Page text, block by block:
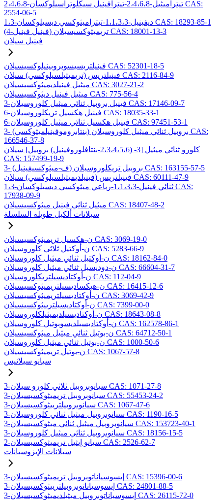
2،4،6،8-تيتراميثيل-2،4،6،8-تيترافينيل سيكلوتراسيلوكسان CAS:
2554-06-5
1،3-ديفينيل-1،1،3،3-تيتراميثوكسي ديسيلوكسان CAS: 18293-85-1
(4-فينيل فينيل) تريميثوكسيسيلان CAS: 18001-13-3
فينيل سيلان
فينيلتريسيسوبروبينيلوكسيسيلان CAS: 52301-18-5
فينيلتريس (تريميثيلسيلوكسي) سيلان CAS: 2116-84-9
ميثيل فينيلديميثوكسيسيلان CAS: 3027-21-2
ميثيل فينيل ديثوكسيسيلان CAS: 775-56-4
3-فينيل بروبيل ثنائي ميثيل كلوروسيلان CAS: 17146-09-7
6-فينيل هكسيل تريكلوروسيلان CAS: 18035-33-1
6-فينيل هكسيل ثنائي ميثيل كلوروسيلان CAS: 97451-53-1
3- (بنتابروموفينيلميثوكسي) بروبيل ثنائي ميثيل كلوروسيلان CAS:
166546-37-8
كلورو ثنائي ميثيل [3- (2،3،4،5،6-بنتافلوروفينيل) بروبيل] سيلان
CAS: 157499-19-9
3- (ف-ميثوكسيفينيل) بروبيل تريكلوروسيلان CAS: 163155-57-5
فينيلتريس (فينيلديميثيلسيلوكسي) سيلان CAS: 60111-47-9
1،3-ثنائي فينيل-1،1،3،3-رباعي ميثوكسي ديسيلوكسان CAS:
17938-09-9
ميثيل ثنائي فينيل ميثوكسيسيلان CAS: 18407-48-2
سيلانات ألكيل طويلة السلسلة
ن-هكسيل تريميثوكسيسيلان CAS: 3069-19-0
ن-أوكتيل ثلاثي كلوروسيلان CAS: 5283-66-9
ن-أوكتيل ثنائي ميثيل كلوروسيلان CAS: 18162-84-0
ن-دوديسيل ثنائي ميثيل كلوروسيلان CAS: 66604-31-7
ن-أوكتاديسيلتريكلوروسيلان CAS: 112-04-9
ن-هيكساديسيلتريميثوكسيسيلان CAS: 16415-12-6
ن-أوكتاديسيلتريميثوكسيسيلان CAS: 3069-42-9
ن-أوكتاديسيلترييثوكسيسيلان CAS: 7399-00-0
ن-أوكتاديسيلديميثيلكلوروسيلان CAS: 18643-08-8
ن-أوكتاديسيلديسوبوتيل كلوروسيلان CAS: 162578-86-1
ن-بوتيل ثنائي ميثيل ميثوكسيسيلان CAS: 64712-50-1
ن-بوتيل ثنائي ميثيل كلوروسيلان CAS: 1000-50-6
ن-بوتيل تريميثوكسيسيلان CAS: 1067-57-8
سيانو سيلانيس
3-سيانوبروبيل ثلاثي كلورو سيلان CAS: 1071-27-8
3-سيانوبروبيل تريميثوكسيسيلان CAS: 55453-24-2
3-سيانوبروبيلترييثوكسيسيلان CAS: 1067-47-6
3-سيانوبروبيل ميثيل ثنائي كلوروسيلان CAS: 1190-16-5
3-سيانوبروبيل ميثيل ثنائي ميثوكسيسيلان CAS: 153723-40-1
3-سيانوبروبيل ثنائي ميثيل كلوروسيلان CAS: 18156-15-5
2-سيانو إيثيل تريميثوكسيسيلان CAS: 2526-62-7
سيلانات الإيزوسيانات
3-إيسوسياناتوبروبيل تريميثوكسيسيلان CAS: 15396-00-6
3-إيسوسياناتوبروبيلترييثوكسيسيلان CAS: 24801-88-5
3-إيسوسياناتوبروبيل ميثيلديميثوكسيسيلان CAS: 26115-72-0